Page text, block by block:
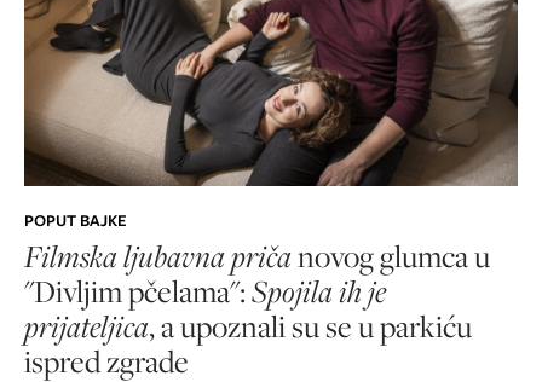
POPUT BAJKE
Filmska ljubavna pričanovog glumca u
"Divljim pčelama":Spojila ih je
prijateljica, a upoznali su se u parkiću
ispred zgrade